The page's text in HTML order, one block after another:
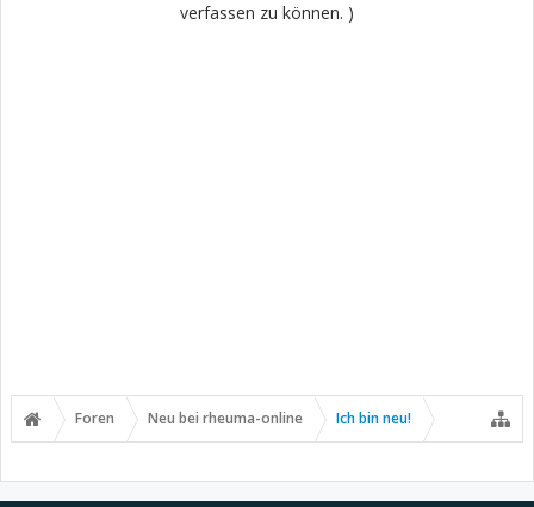
verfassen zu können. )
Foren Neu bei rheuma-online Ich bin neu!